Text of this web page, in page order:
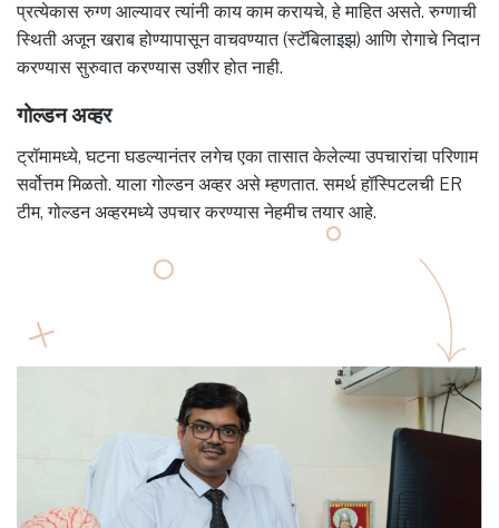
प्रत्येकास रुग्ण आल्यावर त्यांनी काय काम करायचे, हे माहित असते. रुग्णाची
स्थिती अजून खराब होण्यापासून वाचवण्यात (स्टॅबिलाइझ) आणि रोगाचे निदान
करण्यास सुरुवात करण्यास उशीर होत नाही.
गोल्डन अव्हर
ट्रॉमामध्ये, घटना घडल्यानंतर लगेच एका तासात केलेल्या उपचारांचा परिणाम
सर्वोत्तम मिळतो. याला गोल्डन अव्हर असे म्हणतात. समर्थ हॉस्पिटलची ER
टीम, गोल्डन अव्हरमध्ये उपचार करण्यास नेहमीच तयार आहे.